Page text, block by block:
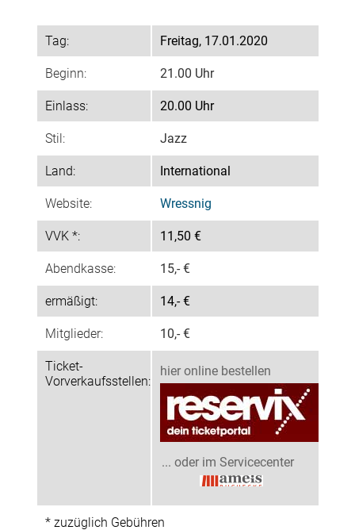
Tickets
Partner
Tag: Freitag, 17.01.2020
Beginn: 21.00 Uhr
Einlass: 20.00 Uhr
Stil: Jazz
Land: International
Website: Wressnig
VVK *: 11,50 €
Abendkasse: 15,- €
ermäßigt: 14,- €
Mitglieder: 10,- €
Ticket-
Vorverkaufsstellen:
hier online bestellen
... oder im Servicecenter
* zuzüglich Gebühren